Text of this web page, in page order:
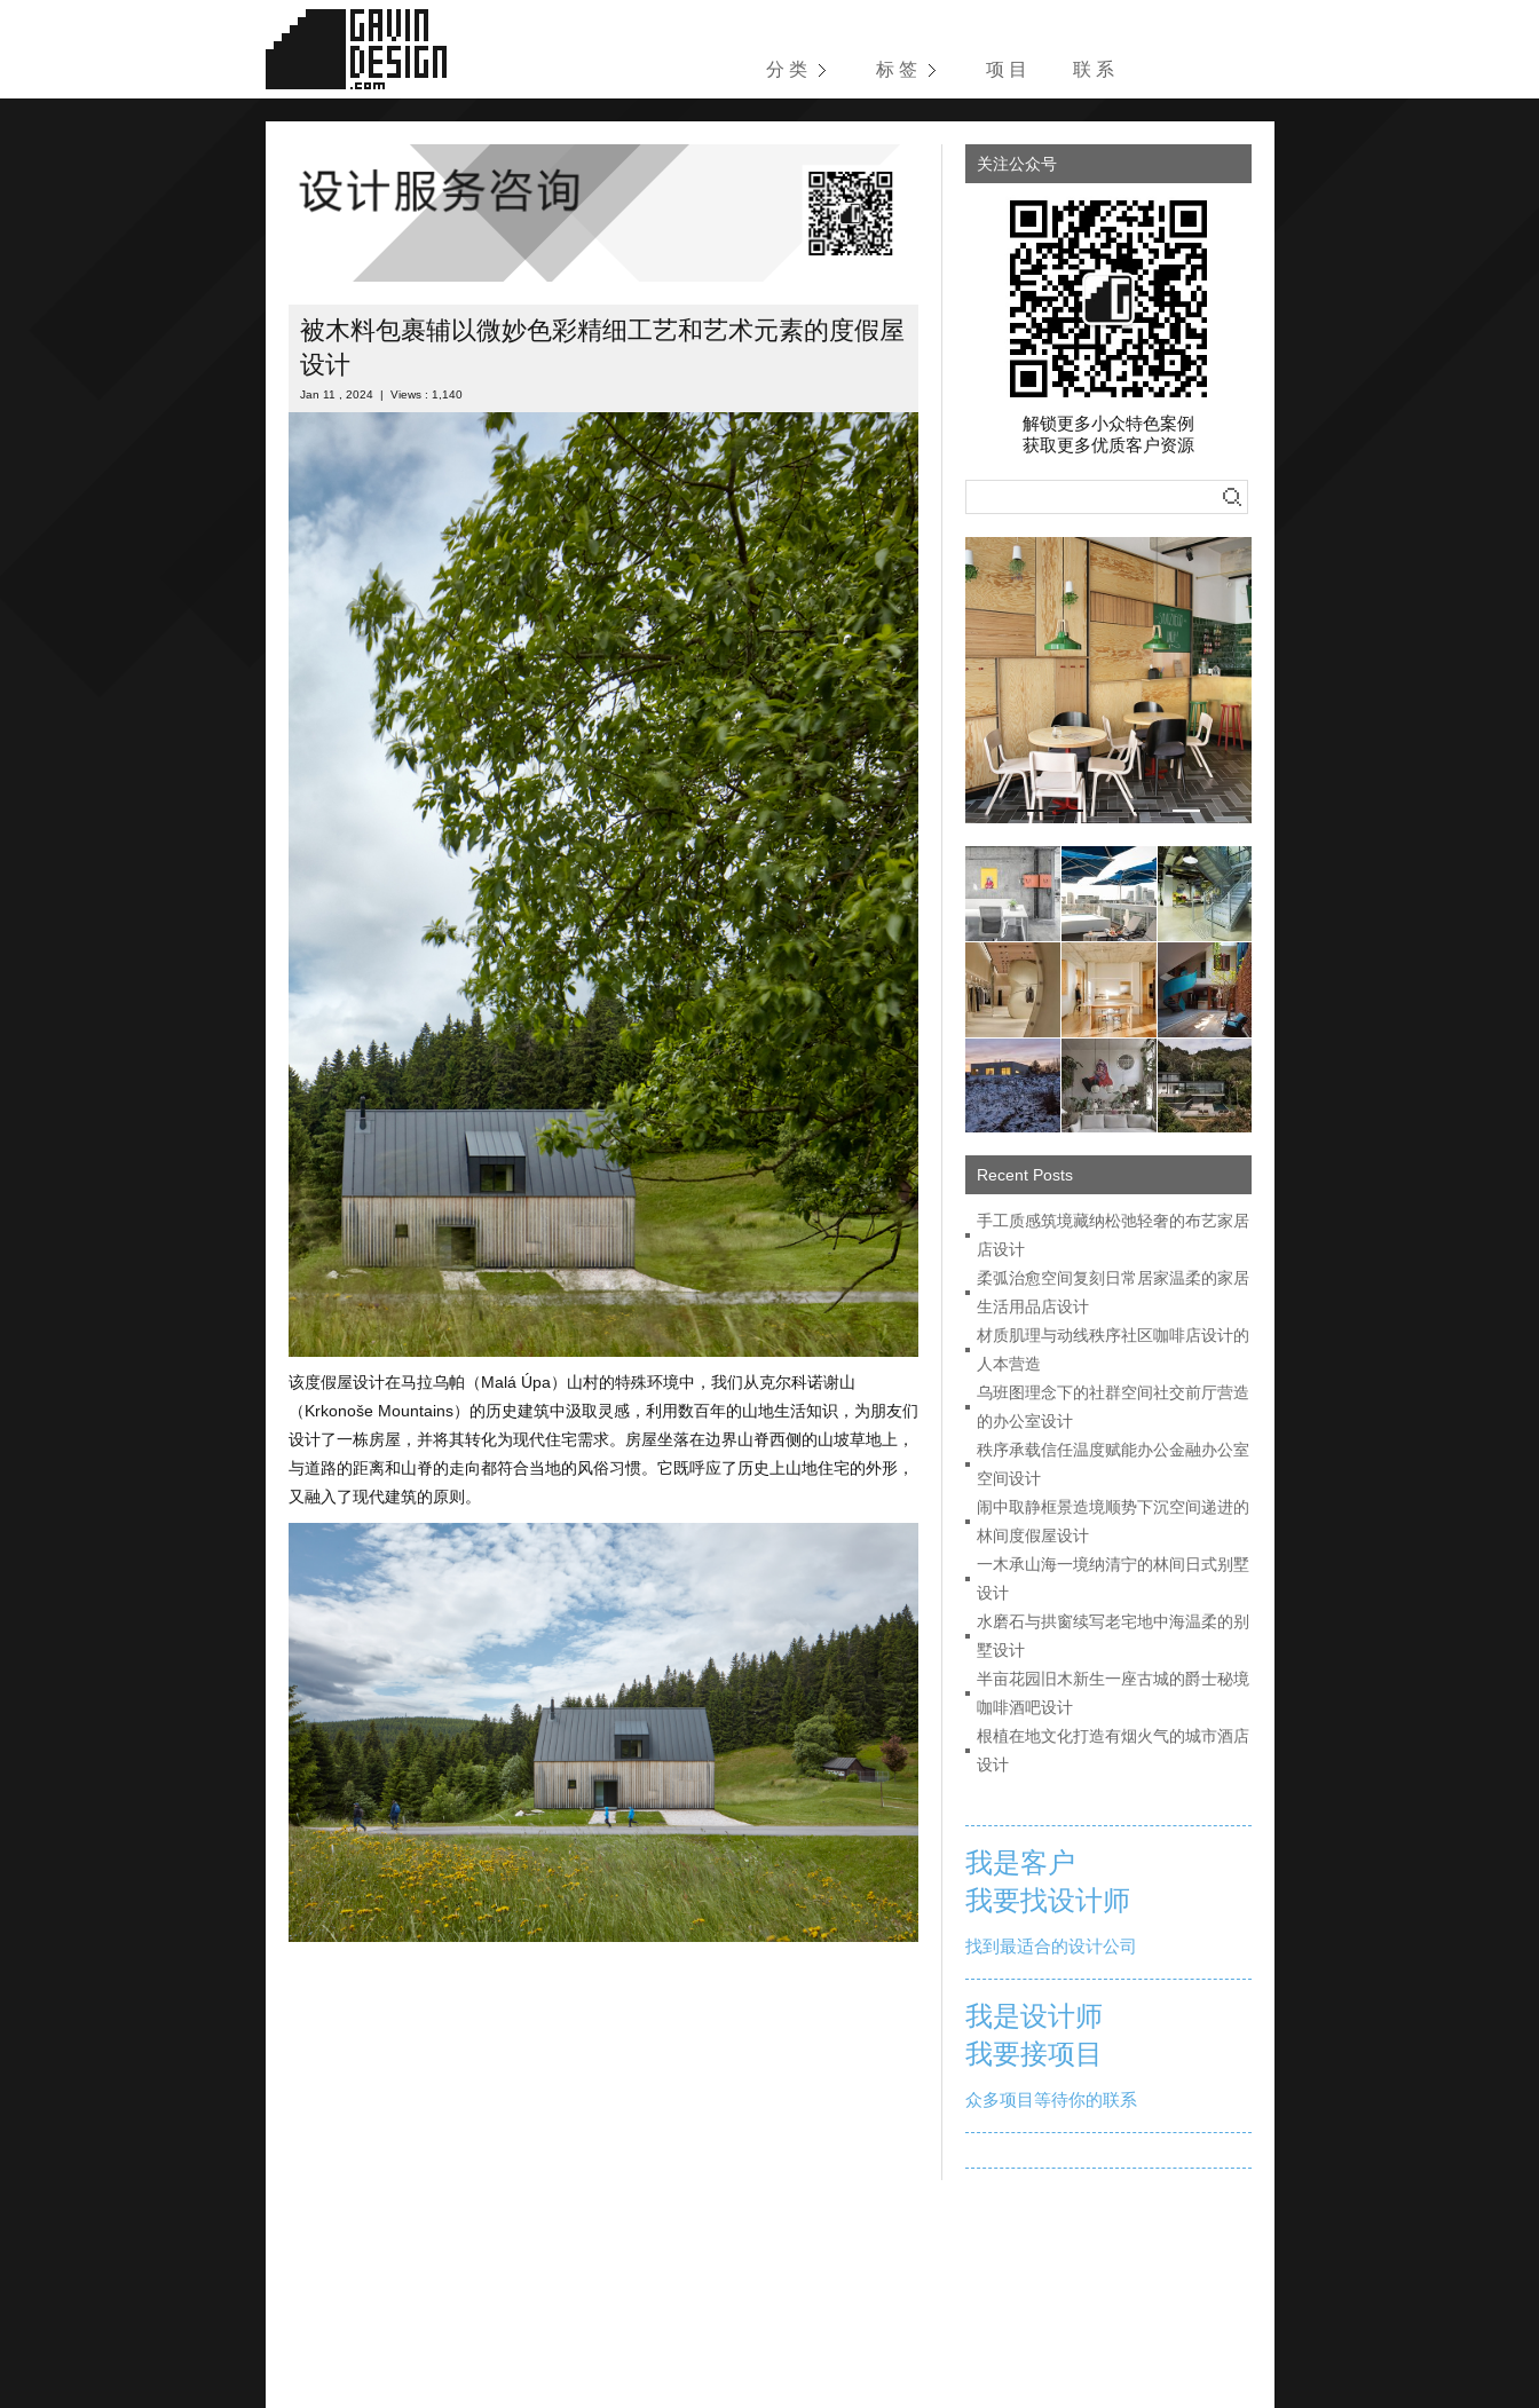
分 类 标 签 项 目 联 系
被木料包裹辅以微妙色彩精细工艺和艺术元素的度假屋
设计
Jan 11 , 2024 | Views : 1,140
该度假屋设计在马拉乌帕（Malá Úpa）山村的特殊环境中，我们从克尔科诺谢山
（Krkonoše Mountains）的历史建筑中汲取灵感，利用数百年的山地生活知识，为朋友们
设计了一栋房屋，并将其转化为现代住宅需求。房屋坐落在边界山脊西侧的山坡草地上，
与道路的距离和山脊的走向都符合当地的风俗习惯。它既呼应了历史上山地住宅的外形，
又融入了现代建筑的原则。
关注公众号
解锁更多小众特色案例
获取更多优质客户资源
Recent Posts
手工质感筑境藏纳松弛轻奢的布艺家居
店设计
柔弧治愈空间复刻日常居家温柔的家居
生活用品店设计
材质肌理与动线秩序社区咖啡店设计的
人本营造
乌班图理念下的社群空间社交前厅营造
的办公室设计
秩序承载信任温度赋能办公金融办公室
空间设计
闹中取静框景造境顺势下沉空间递进的
林间度假屋设计
一木承山海一境纳清宁的林间日式别墅
设计
水磨石与拱窗续写老宅地中海温柔的别
墅设计
半亩花园旧木新生一座古城的爵士秘境
咖啡酒吧设计
根植在地文化打造有烟火气的城市酒店
设计
我是客户
我要找设计师
找到最适合的设计公司
我是设计师
我要接项目
众多项目等待你的联系